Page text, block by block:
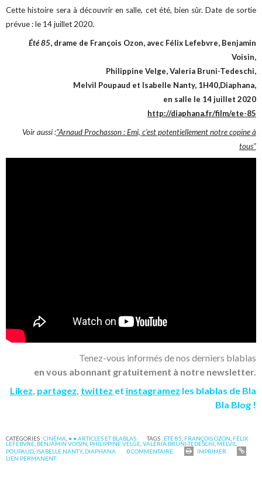
Cette histoire sera à découvrir en salle, cet été, bien sûr. Date de sortie
prévue : le 14 juillet 2020.
Été 85, drame de François Ozon, avec Félix Lefebvre, Benjamin
Voisin,
Philippine Velge, Valeria Bruni-Tedeschi,
Melvil Poupaud et Isabelle Nanty, 1H40,Diaphana,
en salle le 14 juillet 2020
http://diaphana.fr/film/ete-85
Voir aussi :"Arnaud Prochasson : Emi, c’est potentiellement notre copine à
tous"
Tenez-vous informés de nos derniers blablas
en vous abonnant gratuitement à notre newsletter.
Likez, partagez, twittez et instagramez les blablas de Bla
Bla Blog !
CATÉGORIES :CINÉMA • • ARTICLES ET BLABLAS TAGS : ÉTÉ 85 FRANÇOIS OZON FÉLIX
LEFEBVRE BENJAMIN VOISIN PHILIPPINE VELGE ,VALERIA BRUNI-TEDESCHI MELVIL
POUPAUD, ISABELLE NANTY, DIAPHANA 0COMMENTAIRE
IMPRIMER
LIEN PERMANENT